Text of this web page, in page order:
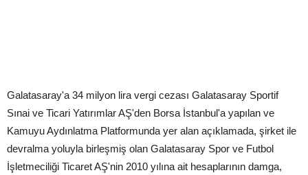
Galatasaray'a 34 milyon lira vergi cezası Galatasaray Sportif
Sınai ve Ticari Yatırımlar AŞ'den Borsa İstanbul'a yapılan ve
Kamuyu Aydınlatma Platformunda yer alan açıklamada, şirket ile
devralma yoluyla birleşmiş olan Galatasaray Spor ve Futbol
İşletmeciliği Ticaret AŞ'nin 2010 yılına ait hesaplarının damga,